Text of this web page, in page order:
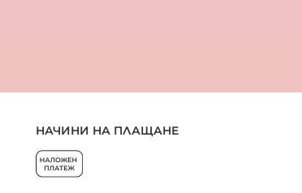
НАЧИНИ НА ПЛАЩАНЕ